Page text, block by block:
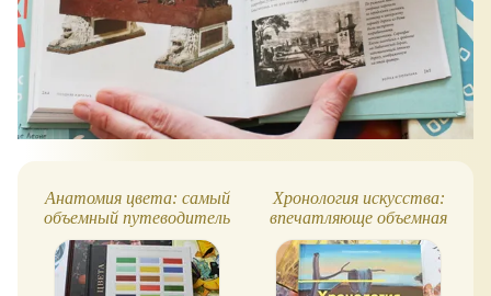
Анатомия цвета: самый
объемный путеводитель
по цвету
Хронология искусства:
впечатляюще объемная
книга!